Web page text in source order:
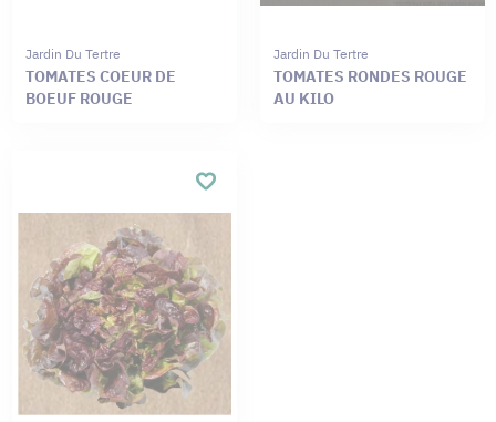
Jardin Du Tertre
TOMATES COEUR DE
BOEUF ROUGE
Jardin Du Tertre
TOMATES RONDES ROUGE
AU KILO